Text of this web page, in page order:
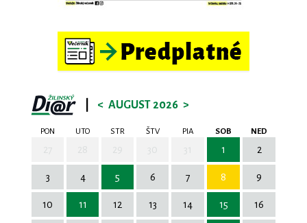
< AUGUST 2026 >
PON UTO STR ŠTV PIA SOB NED
1 2
3 4 5 6 7 8 9
10 11 12 13 14 15 16